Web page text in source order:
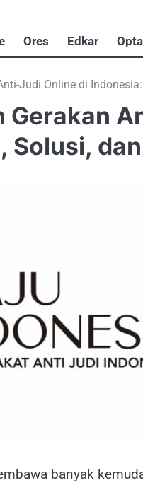
Ores Edkar Opta
Judi Online di
Gerakan
Solusi,
banyak